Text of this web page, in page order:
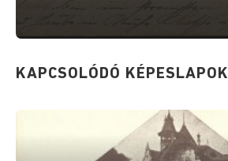
KAPCSOLÓDÓ KÉPESLAPOK